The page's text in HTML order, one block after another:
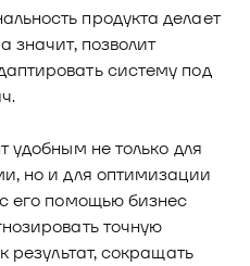
продукта делает
значит, позволит
систему под
удобным не только для
но и для оптимизации
его помощью бизнес
точную
результат, сокращать